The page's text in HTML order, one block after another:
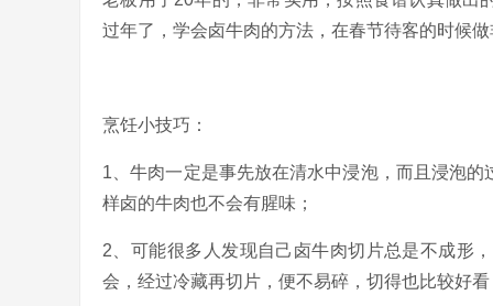
过年了，学会卤牛肉的方法，在春节待客的时候
烹饪小技巧：
1、牛肉一定是事先放在清水中浸泡，而且浸泡
样卤的牛肉也不会有腥味；
2、可能很多人发现自己卤牛肉切片总是不成形
会，经过冷藏再切片，便不易碎，切得也比较好看